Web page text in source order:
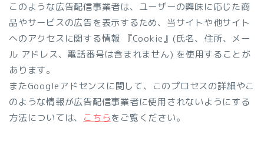
このような広告配信事業者は、ユーザーの興味に応じた商
品やサービスの広告を表示するため、当サイトや他サイト
へのアクセスに関する情報 『Cookie』(氏名、住所、メー
ル アドレス、電話番号は含まれません) を使用することが
あります。
またGoogleアドセンスに関して、このプロセスの詳細やこ
のような情報が広告配信事業者に使用されないようにする
方法については、 こちらをご覧ください。